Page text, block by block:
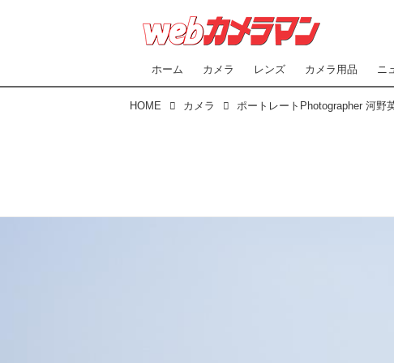
ホーム カメラ レンズ カメラ用品 ニ
HOME カメラ